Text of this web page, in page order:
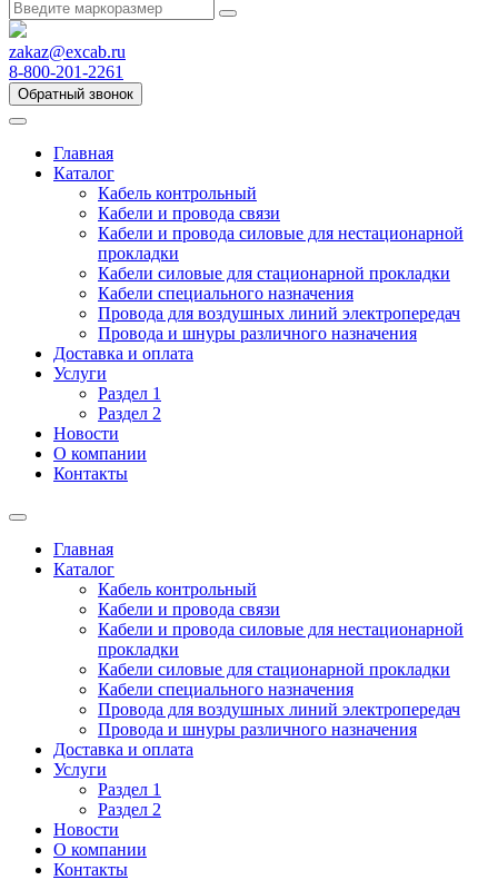
zakaz@excab.ru
8-800-201-2261
Обратный звонок
Главная
Каталог
Кабель контрольный
Кабели и провода связи
Кабели и провода силовые для нестационарной
прокладки
Кабели силовые для стационарной прокладки
Кабели специального назначения
Провода для воздушных линий электропередач
Провода и шнуры различного назначения
Доставка и оплата
Услуги
Раздел 1
Раздел 2
Новости
О компании
Контакты
Главная
Каталог
Кабель контрольный
Кабели и провода связи
Кабели и провода силовые для нестационарной
прокладки
Кабели силовые для стационарной прокладки
Кабели специального назначения
Провода для воздушных линий электропередач
Провода и шнуры различного назначения
Доставка и оплата
Услуги
Раздел 1
Раздел 2
Новости
О компании
Контакты